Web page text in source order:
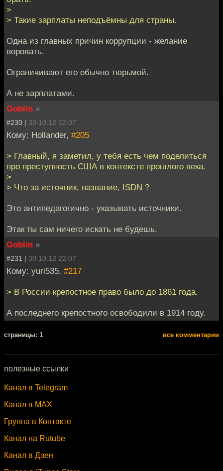
>
> Такие зарплаты неподъёмны для страны.
Одна из главных причин коррупции - желание
воровать.
Ограничивают его обычно тюрьмой.
А не зарплатами.
Goblin »
#230 | 30.10.12 22:07
Кому: Hollander, #205
> Главный, я заметил, у тебя есть чем поделиться
про преступность США в контексте прошлого века.
>
> Что за источник, название, ISDN ?
Это антипедагогично - указывать источники.
Этак ты сам ничего искать не будешь.
Goblin »
#231 | 30.10.12 22:07
Кому: yuri535, #217
> В России крепостное право было до 1861 года.
А последнего крепостного освободили в 1914 году.
cтраницы: 1 все комментарии
полезные ссылки
Канал в Telegram
Канал в MAX
Группа в Контакте
Канал на Rutube
Канал в Дзен